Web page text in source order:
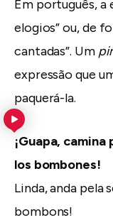
Em português, a
elogios” ou, de
cantadas”. Um
expressão que
paquerá-la.
¡Guapa,
los bombones!
Linda, anda pela
bombons!